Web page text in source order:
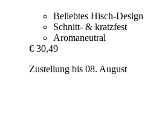
Beliebtes Hisch-Design
Schnitt- & kratzfest
Aromaneutral
€ 30,49
Zustellung bis 08. August